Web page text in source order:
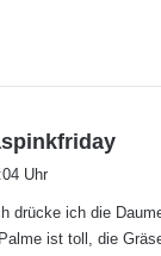
t
:
Uhr
drücke ich die
ist toll, die